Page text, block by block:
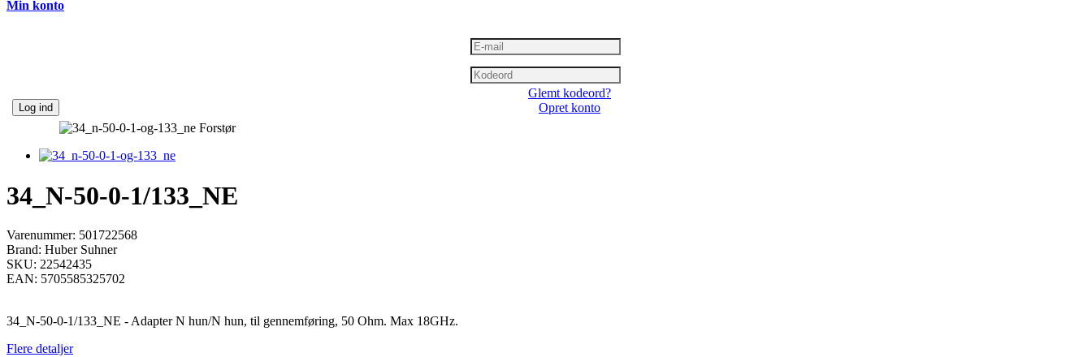
Min konto
Log ind
Glemt kodeord?
Opret konto
Forstør
34_N-50-0-1/133_NE
Varenummer: 501722568
Brand: Huber Suhner
SKU: 22542435
EAN: 5705585325702
34_N-50-0-1/133_NE - Adapter N hun/N hun, til gennemføring, 50 Ohm. Max 18GHz.
Flere detaljer